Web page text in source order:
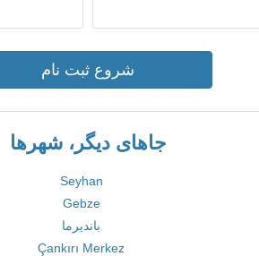
شروع ثبت نام
جاهای دیگر، شهرها
Seyhan
Gebze
باندیرما
Çankırı Merkez